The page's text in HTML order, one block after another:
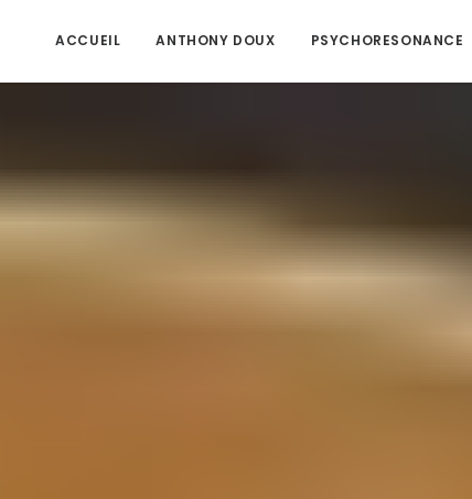
ACCUEIL ANTHONY DOUX PSYCHORESONANCE